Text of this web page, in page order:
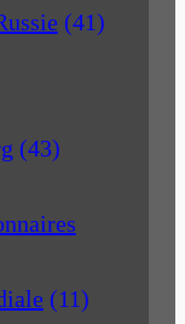
(41)
(43)
(11)